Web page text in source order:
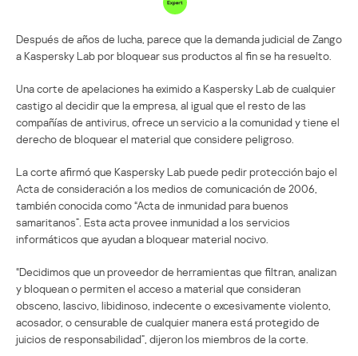
Después de años de lucha, parece que la demanda judicial de Zango
a Kaspersky Lab por bloquear sus productos al fin se ha resuelto.
Una corte de apelaciones ha eximido a Kaspersky Lab de cualquier
castigo al decidir que la empresa, al igual que el resto de las
compañías de antivirus, ofrece un servicio a la comunidad y tiene el
derecho de bloquear el material que considere peligroso.
La corte afirmó que Kaspersky Lab puede pedir protección bajo el
Acta de consideración a los medios de comunicación de 2006,
también conocida como “Acta de inmunidad para buenos
samaritanos”. Esta acta provee inmunidad a los servicios
informáticos que ayudan a bloquear material nocivo.
“Decidimos que un proveedor de herramientas que filtran, analizan
y bloquean o permiten el acceso a material que consideran
obsceno, lascivo, libidinoso, indecente o excesivamente violento,
acosador, o censurable de cualquier manera está protegido de
juicios de responsabilidad”, dijeron los miembros de la corte.